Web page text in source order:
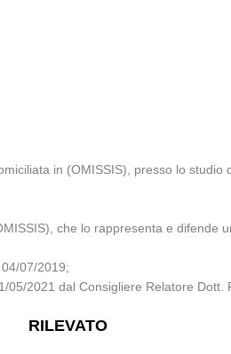
in (OMISSIS), presso lo studio
che lo rappresenta e difende
07/2019;
2021 dal Consigliere Relatore Dott.
RILEVATO